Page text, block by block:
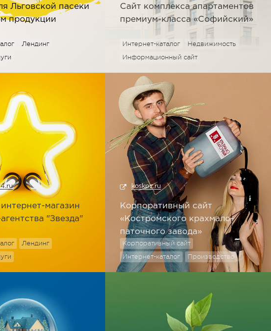
Льговской пасеки
продукции
Лендинг
Сайт комплекса апартаментов
премиум-класса «Софийский»
Интернет-каталог
Недвижимость
Информационный сайт
магазин
"Звезда"
Лендинг
koskpz.ru
Корпоративный сайт
«Костромского крахмало-
паточного завода»
Корпоративный сайт
Интернет-каталог
Производство